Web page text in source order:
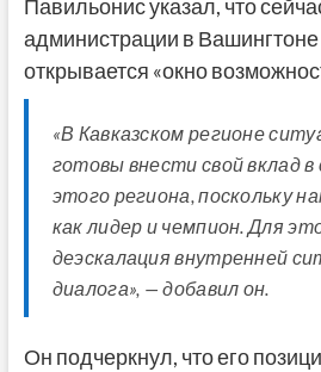
Павильонис указал, что
администрации в Вашингтоне
открывается «окно
«В Кавказском регионе
готовы внести свой вклад
этого региона, поскольку
как лидер и чемпион. Для
деэскалация внутренней
диалога», — добавил он.
Он подчеркнул, что его